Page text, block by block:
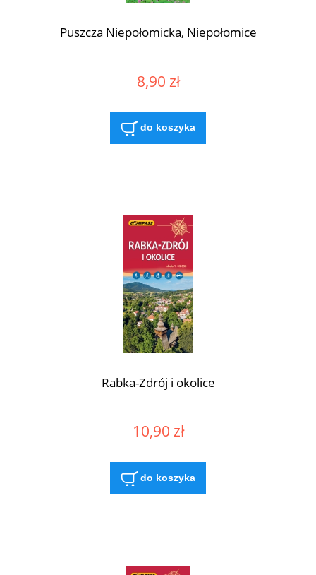
Puszcza Niepołomicka, Niepołomice
8,90 zł
do koszyka
Rabka-Zdrój i okolice
10,90 zł
do koszyka